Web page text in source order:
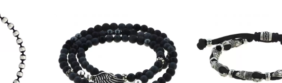
να ενσωματώνουν βραχιόλια με σημαντικά σύμβολα ή εξατομικευμένες
τους, και τα
ασημένια ανδρικά βραχιόλια